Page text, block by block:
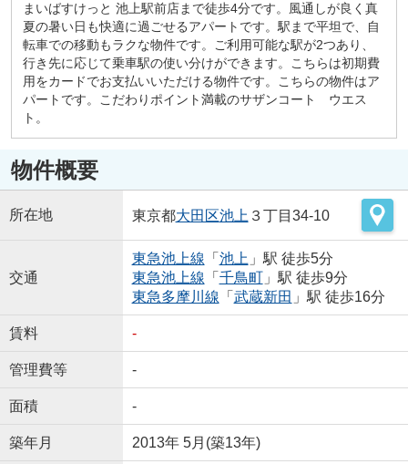
まいばすけっと 池上駅前店まで徒歩4分です。風通しが良く真
夏の暑い日も快適に過ごせるアパートです。駅まで平坦で、自
転車での移動もラクな物件です。ご利用可能な駅が2つあり、
行き先に応じて乗車駅の使い分けができます。こちらは初期費
用をカードでお支払いいただける物件です。こちらの物件はア
パートです。こだわりポイント満載のサザンコート ウエス
ト。
物件概要
所在地 東京都大田区池上 ３丁目34-10
交通
東急池上線 「 池上 」駅 徒歩5分
東急池上線 「 千鳥町」駅 徒歩9分
東急多摩川線 「 武蔵新田 」駅 徒歩16分
賃料 -
管理費等 -
面積 -
築年月 2013年 5月(築13年)